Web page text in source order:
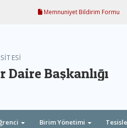
Memnuniyet Bildirim Formu
Daire Başkanlığı
Birim Yönetimi